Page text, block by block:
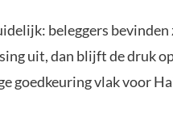
beleggers bevinden
uit, dan blijft de druk
goedkeuring vlak voor